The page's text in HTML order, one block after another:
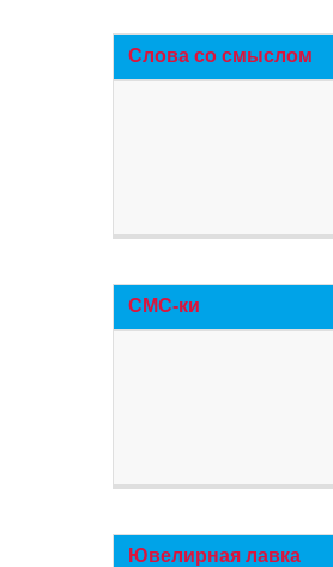
Слова со смыслом
СМС-ки
Ювелирная лавка